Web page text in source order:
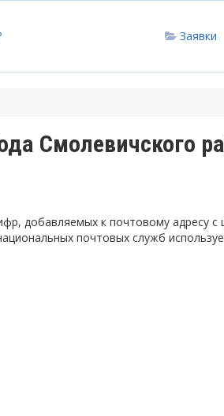
Заявки
Смолевичского
добавляемых к почтовому адресу с
почтовых служб